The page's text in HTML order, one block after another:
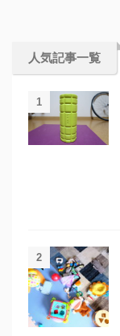
人気記事一覧
1
2